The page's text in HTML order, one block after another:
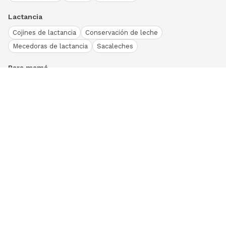
Lactancia
Cojines de lactancia
Conservación de leche
Mecedoras de lactancia
Sacaleches
Para mamá